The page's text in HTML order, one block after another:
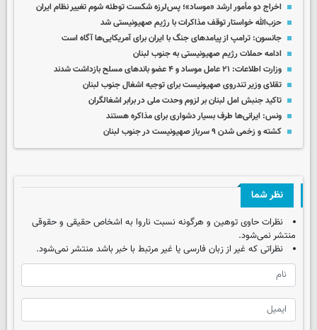
اخراج دو مأمور ارشد «موساد»؛ پس‌لرزه شکست توطئه شوم تغییر نظام ایران
حزب‌الله خواستار توقف مذاکرات با رژیم صهیونیستی شد
جانسون: ترامپ از پیامدهای جنگ با ایران برای آمریکایی‌ها آگاه است
ادامه حملات رژیم صهیونیستی به جنوب لبنان
وزارت اطلاعات: ۲۱ عامل موساد و ۴ عضو باندهای مسلح بازداشت شدند
تقلای وزیر تندروی صهیونیست برای توجیه اشغال جنوب لبنان
تاکید جنبش امل لبنان بر لزوم وحدت ملی در برابر اشغالگران
ونس: ایرانی‌ها طرف بسیار دشواری برای مذاکره هستند
کشته و زخمی شدن ۹ سرباز صهیونیست در جنوب لبنان
نظر شما
نظرات حاوی توهین و هرگونه نسبت ناروا به اشخاص حقیقی و حقوقی
منتشر نمی‌شود.
نظراتی که غیر از زبان فارسی یا غیر مرتبط با خبر باشد منتشر نمی‌شود.